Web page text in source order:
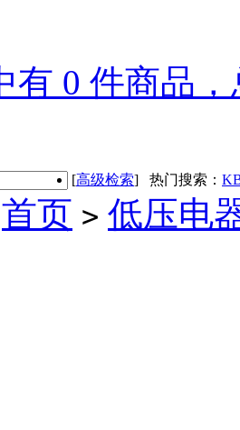
有 0 件商品
[高级检索] 热门搜索：
首页 > 低压电